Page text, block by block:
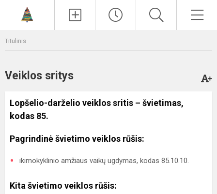
Titulinis
Veiklos sritys
Lopšelio-darželio veiklos sritis – švietimas,
kodas 85.
Pagrindinė švietimo veiklos rūšis:
ikimokyklinio amžiaus vaikų ugdymas, kodas 85.10.10.
Kita švietimo veiklos rūšis: